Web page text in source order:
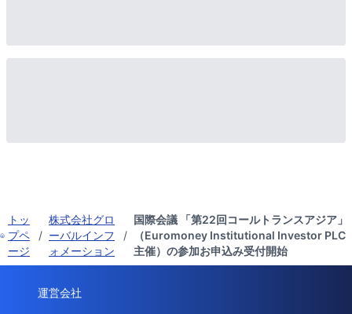
トッ
プペ
ージ
/
株式会社グロ
ーバルインフ
ォメーション
/
国際会議 「第22回コールトランスアジア」
（Euromoney Institutional Investor PLC
主催）の参加お申込み受付開始
運営会社